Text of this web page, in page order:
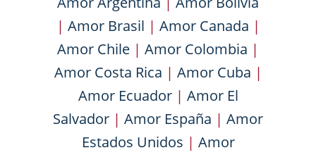
| Amor Brasil | Amor Canada |
Amor Chile | Amor Colombia |
Amor Costa Rica | Amor Cuba |
Amor Ecuador| Amor El
Salvador | Amor España | Amor
Estados Unidos | Amor